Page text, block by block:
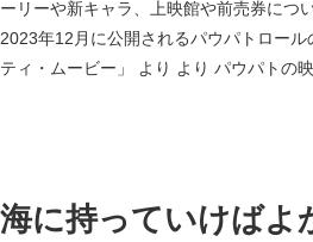
ーリーや新キャラ、上映館や前売券につ
2023年12月に公開されるパウパトロール
ティ・ムービー」 より より パウパトの
海に持っていけばよ